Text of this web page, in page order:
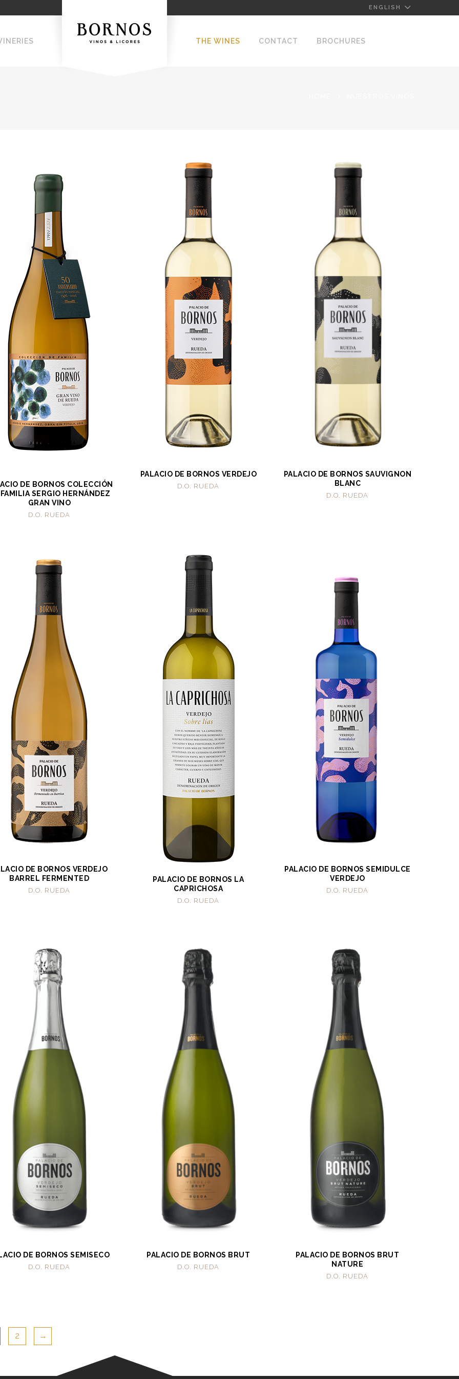
ENGLISH
THE WINES CONTACT BROCHURES
DE BORNOS COLECCIÓN
SERGIO HERNÁNDEZ
GRAN VINO
D.O. RUEDA
PALACIO DE BORNOS VERDEJO
D.O. RUEDA
PALACIO DE BORNOS SAUVIGNON
BLANC
D.O. RUEDA
DE BORNOS VERDEJO
BARREL FERMENTED
D.O. RUEDA
PALACIO DE BORNOS LA
CAPRICHOSA
D.O. RUEDA
PALACIO DE BORNOS SEMIDULCE
VERDEJO
D.O. RUEDA
DE BORNOS SEMISECO
D.O. RUEDA
PALACIO DE BORNOS BRUT
D.O. RUEDA
PALACIO DE BORNOS BRUT
NATURE
D.O. RUEDA
2 →